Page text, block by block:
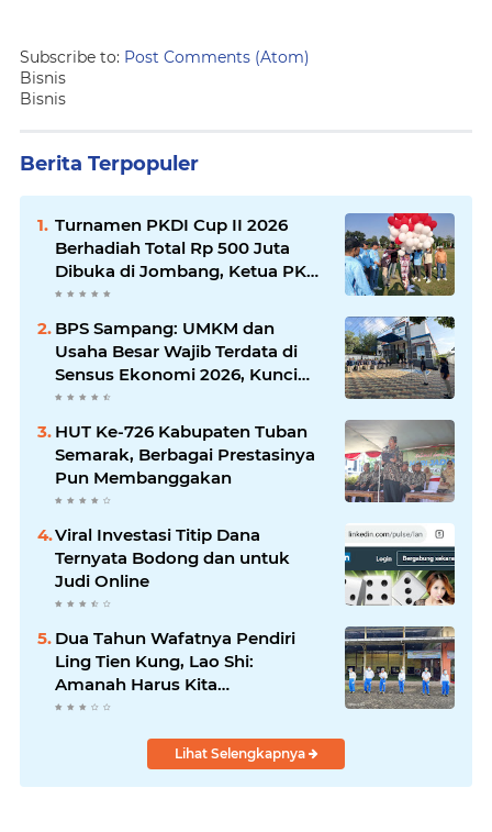
Subscribe to: Post Comments (Atom)
Bisnis
Bisnis
Berita Terpopuler
Turnamen PKDI Cup II 2026
Berhadiah Total Rp 500 Juta
Dibuka di Jombang, Ketua PKDI
Jatim Syaifullah Mahdi: Ajang
Komunikasi Antar-Kades untuk
Memajukan Desa
BPS Sampang: UMKM dan
Usaha Besar Wajib Terdata di
Sensus Ekonomi 2026, Kunci
Kebijakan Tepat Sasaran
HUT Ke-726 Kabupaten Tuban
Semarak, Berbagai Prestasinya
Pun Membanggakan
Viral Investasi Titip Dana
Ternyata Bodong dan untuk
Judi Online
Dua Tahun Wafatnya Pendiri
Ling Tien Kung, Lao Shi:
Amanah Harus Kita
Laksanakan!
Lihat Selengkapnya